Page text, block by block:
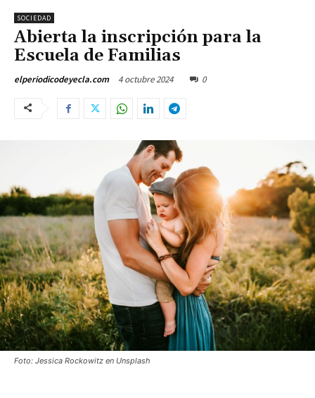
SOCIEDAD
Abierta la inscripción para la
Escuela de Familias
elperiodicodeyecla.com 4 octubre 2024 0
Foto: Jessica Rockowitz en Unsplash